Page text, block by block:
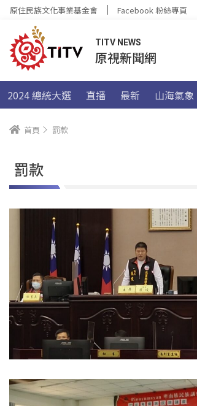
原住民族文化事業基金會 Facebook 粉絲專頁
TITV NEWS
原視新聞網
2024 總統大選 直播 最新 山海氣象
首頁 罰款
罰款